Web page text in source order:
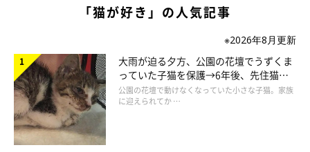
「猫が好き」の人気記事
※2026年8月更新
大雨が迫る夕方、公園の花壇でうずくま
っていた子猫を保護→6年後、先住猫
と“姉妹”のような関係に
公園の花壇で動けなくなっていた小さな子猫。家族
に迎えられてか …